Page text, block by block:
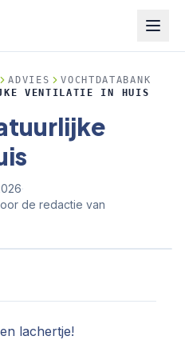
ADVIES
VOCHTDATABANK
VENTILATIE IN HUIS
·
de redactie van
lachertje!